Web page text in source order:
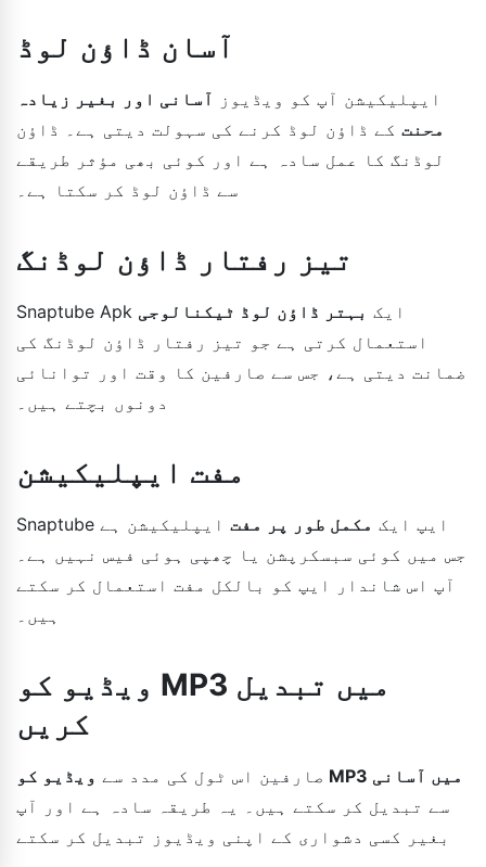
آسان ڈاؤن لوڈ
ایپلیکیشن آپ کو ویڈیوز آسانی اور بغیر زیادہ
محنت کے ڈاؤن لوڈ کرنے کی سہولت دیتی ہے۔ ڈاؤن
لوڈنگ کا عمل سادہ ہے اور کوئی بھی مؤثر طریقے
سے ڈاؤن لوڈ کر سکتا ہے۔
تیز رفتار ڈاؤن لوڈنگ
Snaptube Apk ایک بہتر ڈاؤن لوڈ ٹیکنالوجی
استعمال کرتی ہے جو تیز رفتار ڈاؤن لوڈنگ کی
ضمانت دیتی ہے، جس سے صارفین کا وقت اور توانائی
دونوں بچتے ہیں۔
مفت ایپلیکیشن
Snaptube ایپ ایک مکمل طور پر مفت ایپلیکیشن ہے
جس میں کوئی سبسکرپشن یا چھپی ہوئی فیس نہیں ہے۔
آپ اس شاندار ایپ کو بالکل مفت استعمال کر سکتے
ہیں۔
ویڈیو کو MP3 میں تبدیل
کریں
صارفین اس ٹول کی مدد سے
ویڈیو کو MP3 میں آسانی
سے تبدیل کر سکتے ہیں۔ یہ طریقہ سادہ ہے اور آپ
بغیر کسی دشواری کے اپنی ویڈیوز تبدیل کر سکتے